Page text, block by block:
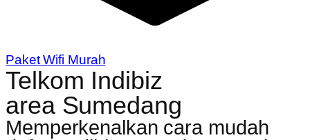
Paket Wifi Murah
Telkom Indibiz
area Sumedang
Memperkenalkan cara mudah